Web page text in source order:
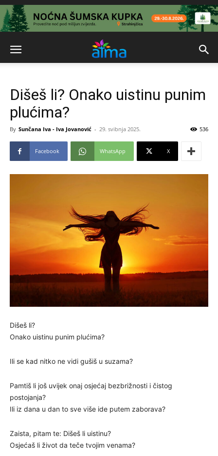
Dišeš li? Onako uistinu punim
plućima?
By Sunčana Iva - Iva Jovanović - 29. svibnja 2025. 536
Facebook WhatsApp X
Dišeš li?
Onako uistinu punim plućima?
Ili se kad nitko ne vidi gušiš u suzama?
Pamtiš li još uvijek onaj osjećaj bezbrižnosti i čistog
postojanja?
Ili iz dana u dan to sve više ide putem zaborava?
Zaista, pitam te: Dišeš li uistinu?
Osjećaš li život da teče tvojim venama?